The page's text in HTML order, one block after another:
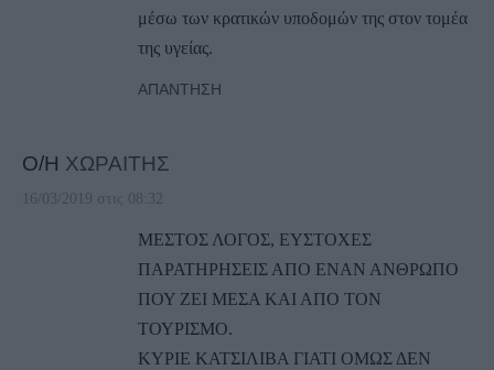
μέσω των κρατικών υποδομών της στον τομέα
της υγείας.
ΑΠΆΝΤΗΣΗ
Ο/Η ΧΩΡΑΙΤΗΣ
16/03/2019 στις 08:32
ΜΕΣΤΟΣ ΛΟΓΟΣ, ΕΥΣΤΟΧΕΣ
ΠΑΡΑΤΗΡΗΣΕΙΣ ΑΠΟ ΕΝΑΝ ΑΝΘΡΩΠΟ
ΠΟΥ ΖΕΙ ΜΕΣΑ ΚΑΙ ΑΠΟ ΤΟΝ
ΤΟΥΡΙΣΜΟ.
ΚΥΡΙΕ ΚΑΤΣΙΛΙΒΑ ΓΙΑΤΙ ΟΜΩΣ ΔΕΝ